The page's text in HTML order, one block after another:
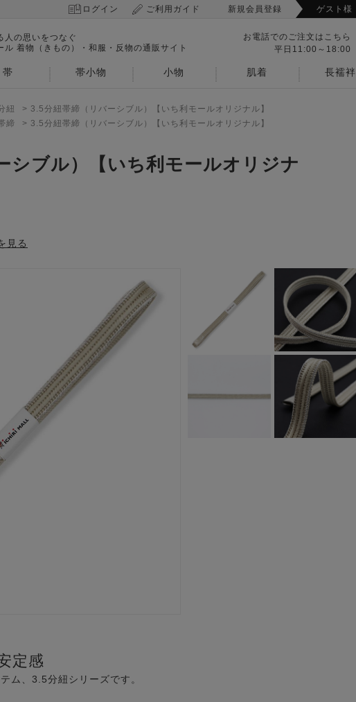
ログイン ご利用ガイド 新規会員登録 ゲスト様
人の思いをつなぐ
ル 着物（きもの）・和服・反物の通販サイト
お電話でのご注文はこちら
平日11:00～18:00
帯 帯小物 小物 肌着
長襦袢
紐 > 3.5分紐帯締（リバーシブル）【いち利モールオリジナル】
締 > 3.5分紐帯締（リバーシブル）【いち利モールオリジナル】
シブル）【いち利モールオリジナ
見る
定感
ム、3.5分紐シリーズです。